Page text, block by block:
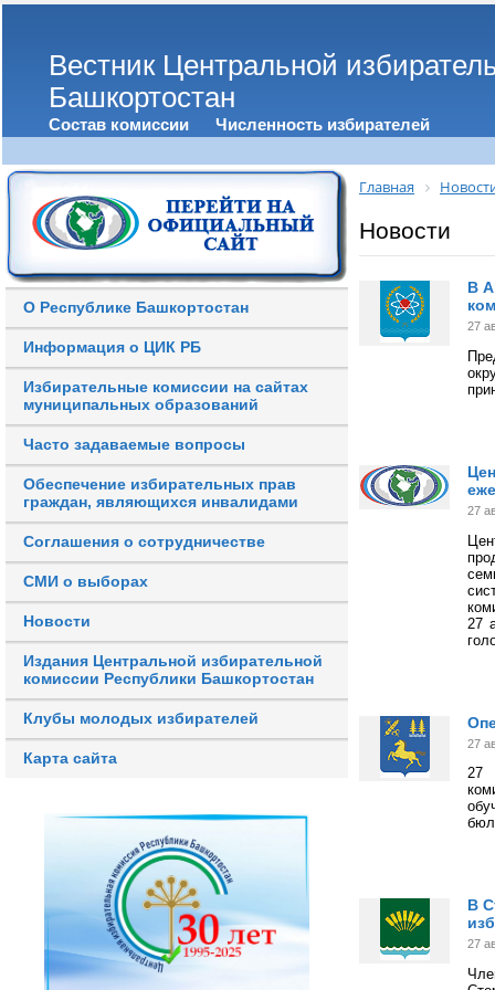
Вестник Центральной
Башкортостан
Состав комиссии Численность избирателей
О Республике Башкортостан
Информация о ЦИК РБ
Избирательные комиссии на сайтах
муниципальных образований
Часто задаваемые вопросы
Обеспечение избирательных прав
граждан, являющихся инвалидами
Соглашения о сотрудничестве
СМИ о выборах
Новости
Издания Центральной избирательной
комиссии Республики Башкортостан
Клубы молодых избирателей
Карта сайта
Главная
Новости
В
27
27
27
27
27
В
27